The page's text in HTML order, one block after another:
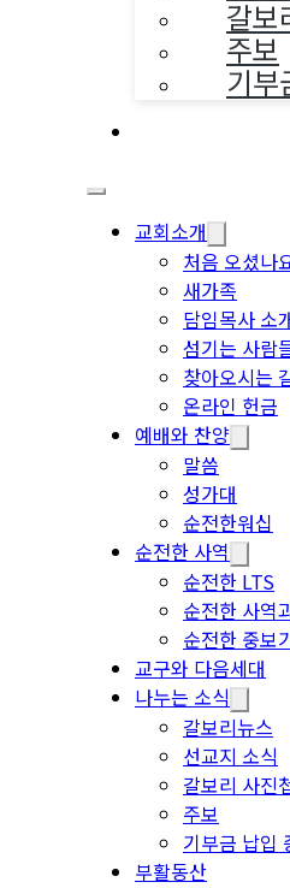
갈보
주보
기부
교회소개
처음 오셨나
새가족
담임목사 소
섬기는 사람
찾아오시는
온라인 헌금
예배와 찬양
말씀
성가대
순전한워십
순전한 사역
순전한 LTS
순전한 사역
순전한 중보
교구와 다음세대
나누는 소식
갈보리뉴스
선교지 소식
갈보리 사진
주보
기부금 납입
부활동산